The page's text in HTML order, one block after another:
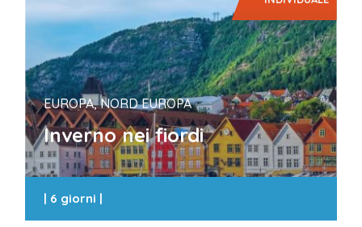
EUROPA, NORD EUROPA
Inverno nei fiordi
| 6 giorni |